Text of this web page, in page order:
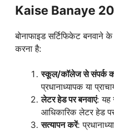
Kaise Banaye
बोनाफाइड सर्टिफिकेट बनवाने
करना है:
स्कूल/कॉलेज से संपर्क
प्रधानाध्यापक या
लेटर हेड पर बनवाएं: यह
आधिकारिक लेटर हेड
सत्यापन करें: